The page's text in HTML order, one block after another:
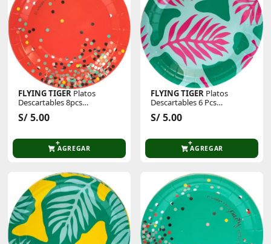
FLYING TIGER Platos
Descartables 8pcs
P/Cumpleaños 3008832
S/ 5.00
AGREGAR
FLYING TIGER Platos
Descartables 6 Pcs
P/Cumpleaños 3022176
S/ 5.00
AGREGAR